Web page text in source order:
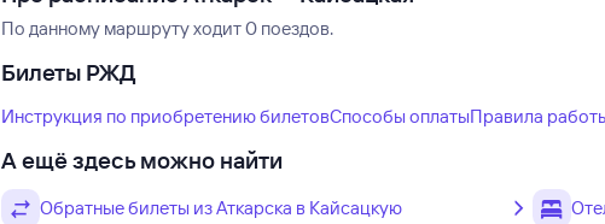
По данному маршруту ходит 0 поездов.
Билеты РЖД
Инструкция по приобретению билетовСпособы оплатыПравила
А ещё здесь можно найти
Обратные билеты из Аткарска в Кайсацкую